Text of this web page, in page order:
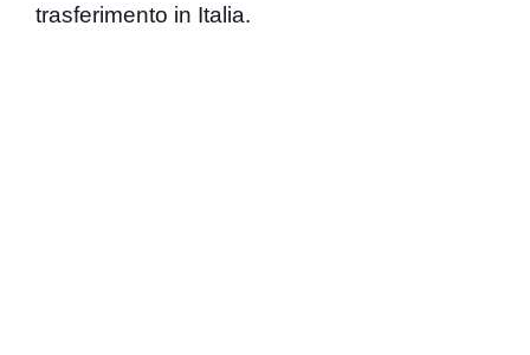
trasferimento in Italia.